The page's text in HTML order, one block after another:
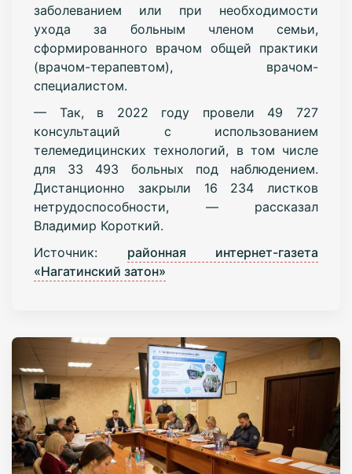
заболеванием или при необходимости
ухода за больным членом семьи,
сформированного врачом общей практики
(врачом-терапевтом), врачом-
специалистом.
— Так, в 2022 году провели 49 727
консультаций с использованием
телемедицинских технологий, в том числе
для 33 493 больных под наблюдением.
Дистанционно закрыли 16 234 листков
нетрудоспособности, — рассказал
Владимир Короткий.
Источник: районная интернет-газета
«Нагатинский затон»